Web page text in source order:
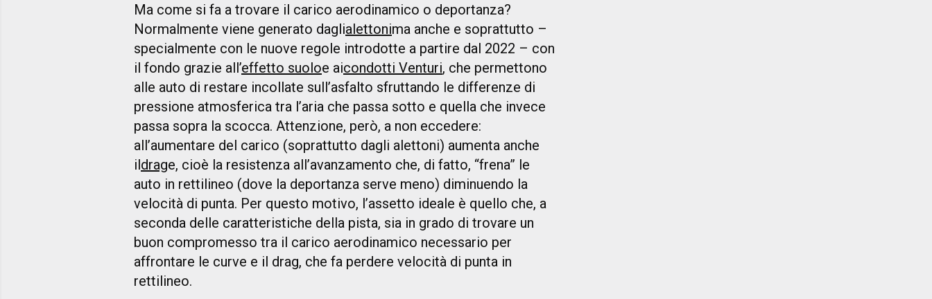
Ma come si fa a trovare il carico aerodinamico o deportanza?
Normalmente viene generato daglialettonima anche e soprattutto –
specialmente con le nuove regole introdotte a partire dal 2022 – con
il fondo grazie all’effetto suoloe aicondotti Venturi, che permettono
alle auto di restare incollate sull’asfalto sfruttando le differenze di
pressione atmosferica tra l’aria che passa sotto e quella che invece
passa sopra la scocca. Attenzione, però, a non eccedere:
all’aumentare del carico (soprattutto dagli alettoni) aumenta anche
ildrage, cioè la resistenza all’avanzamento che, di fatto, “frena” le
auto in rettilineo (dove la deportanza serve meno) diminuendo la
velocità di punta. Per questo motivo, l’assetto ideale è quello che, a
seconda delle caratteristiche della pista, sia in grado di trovare un
buon compromesso tra il carico aerodinamico necessario per
affrontare le curve e il drag, che fa perdere velocità di punta in
rettilineo.